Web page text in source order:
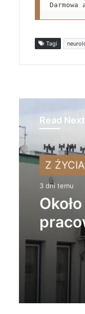
Tagi
Read Next
Z
3 dni temu
Życie